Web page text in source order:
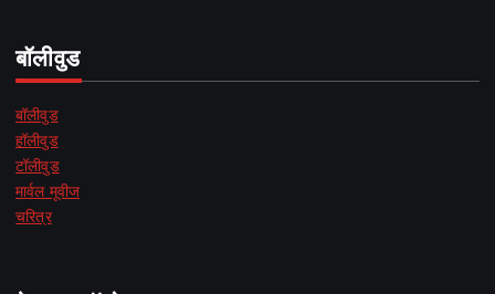
बॉलीवुड
बॉलीवुड
हॉलीवुड
टॉलीवुड
मार्वल मूवीज
चरित्र